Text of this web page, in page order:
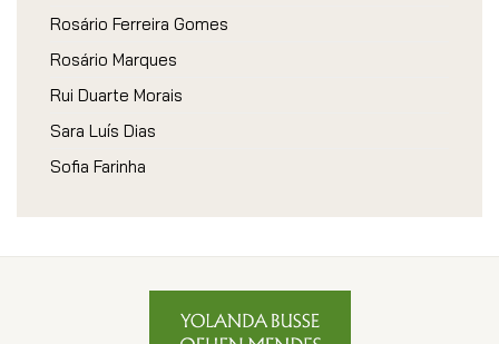
Rosário Ferreira Gomes
Rosário Marques
Rui Duarte Morais
Sara Luís Dias
Sofia Farinha